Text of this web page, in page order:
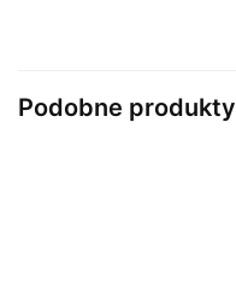
Podobne produkty